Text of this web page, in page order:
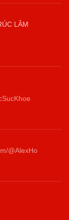
LÂM
@AlexHo